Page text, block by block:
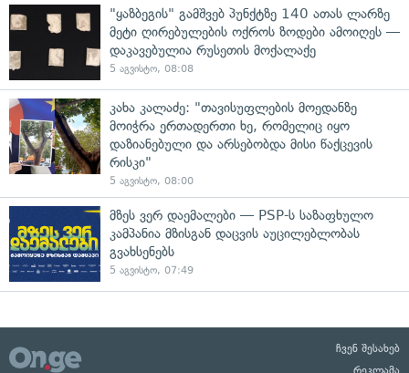
"ყაზბეგის" გამშვებ პუნქტზე 140 ათას ლარზე
მეტი ღირებულების ოქროს ზოდები ამოიღეს —
დაკავებულია რუსეთის მოქალაქე
5 აგვისტო, 08:08
კახა კალაძე: "თავისუფლების მოედანზე
მოიჭრა ერთადერთი ხე, რომელიც იყო
დაზიანებული და არსებობდა მისი წაქცევის
რისკი"
5 აგვისტო, 08:00
მზეს ვერ დაემალები — PSP-ს საზაფხულო
კამპანია მზისგან დაცვის აუცილებლობას
გვახსენებს
5 აგვისტო, 07:49
ჩვენ შესახებ
რეკლამა